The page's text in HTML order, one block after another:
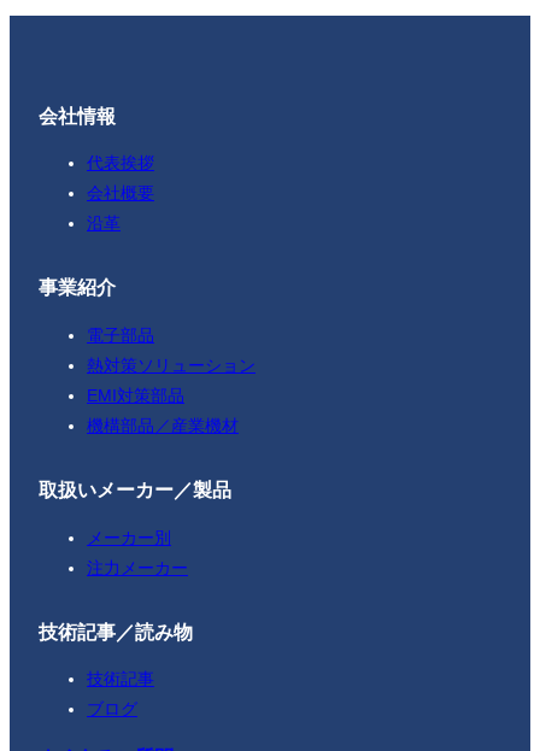
会社情報
代表挨拶
会社概要
沿革
事業紹介
電子部品
熱対策ソリューション
EMI対策部品
機構部品／産業機材
取扱いメーカー／製品
メーカー別
注力メーカー
技術記事／読み物
技術記事
ブログ